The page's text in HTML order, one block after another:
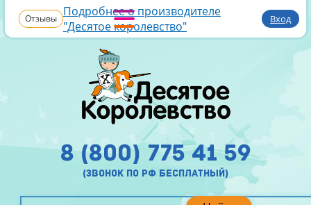
Отзывы Подробнее о производителе
"Десятое королевство"
Вход
8 (800) 775 41 59
(звонок по рф бесплатный)